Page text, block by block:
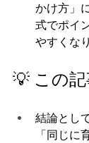
かけ方」
式でポイ
やすくな
💡 この
結論とし
「同じに